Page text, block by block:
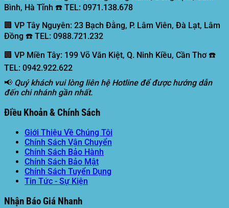
Bình, Hà Tĩnh ☎️ TEL: 0971.138.678
🏢 VP Tây Nguyên: 23 Bạch Đằng, P. Lâm Viên, Đà Lạt, Lâm
Đồng ☎️ TEL: 0988.721.232
🏢 VP Miền Tây: 199 Võ Văn Kiệt, Q. Ninh Kiều, Cần Thơ ☎️
TEL: 0942.922.622
📢 Quý khách vui lòng liên hệ Hotline để được hướng dẫn
đến chi nhánh gần nhất.
Điều Khoản & Chính Sách
Giới Thiệu Về Chúng Tôi
Chính Sách Vận Chuyển
Chính Sách Bảo Hành
Chính Sách Bảo Mật
Chính Sách Tuyển Dụng
Tin Tức - Sự Kiện
Nhận Báo Giá Nhanh